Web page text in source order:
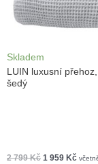
Skladem
LUIN luxusní
šedý
2 799Kč 1 959 Kč